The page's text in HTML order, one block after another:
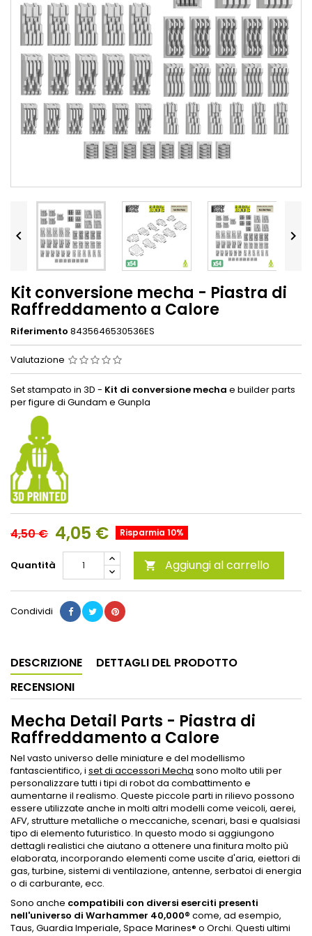
 
Kit conversione mecha - Piastra di
Raffreddamento a Calore
Riferimento 8435646530536ES
Valutazione
Set stampato in 3D - Kit di conversione mecha e builder parts
per figure di Gundam e Gunpla
4,50 € 4,05 € Risparmia 10%
Quantità  Aggiungi al carrello
Condividi
DESCRIZIONE
DETTAGLI DEL PRODOTTO
RECENSIONI
Mecha Detail Parts - Piastra di
Raffreddamento a Calore
Nel vasto universo delle miniature e del modellismo
fantascientifico, i set di accessori Mecha sono molto utili per
personalizzare tutti i tipi di robot da combattimento e
aumentarne il realismo. Queste piccole parti in rilievo possono
essere utilizzate anche in molti altri modelli come veicoli, aerei,
AFV, strutture metalliche o meccaniche, scenari, basi e qualsiasi
tipo di elemento futuristico. In questo modo si aggiungono
dettagli realistici che aiutano a ottenere una finitura molto più
elaborata, incorporando elementi come uscite d'aria, eiettori di
gas, turbine, sistemi di ventilazione, antenne, serbatoi di energia
o di carburante, ecc.
Sono anche compatibili con diversi eserciti presenti
nell'universo di Warhammer 40,000® come, ad esempio,
Taus, Guardia Imperiale, Space Marines® o Orchi. Questi ultimi